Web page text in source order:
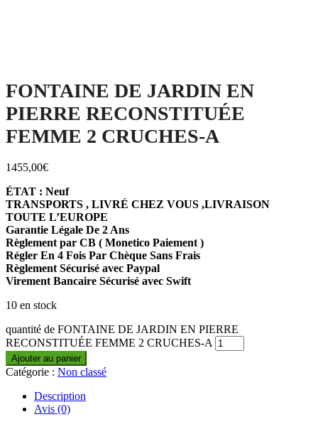
FONTAINE DE JARDIN EN
PIERRE RECONSTITUÉE
FEMME 2 CRUCHES-A
1455,00€
ÉTAT : Neuf
TRANSPORTS , LIVRÉ CHEZ VOUS ,LIVRAISON
TOUTE L’EUROPE
Garantie Légale De 2 Ans
Règlement par CB ( Monetico Paiement )
Régler En 4 Fois Par Chèque Sans Frais
Règlement Sécurisé avec Paypal
Virement Bancaire Sécurisé avec Swift
10 en stock
quantité de FONTAINE DE JARDIN EN PIERRE
RECONSTITUÉE FEMME 2 CRUCHES-A
Ajouter au panier
Catégorie : Non classé
Description
Avis (0)